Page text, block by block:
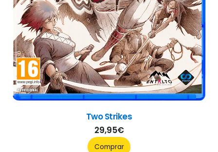
Two Strikes
29,95€
Comprar